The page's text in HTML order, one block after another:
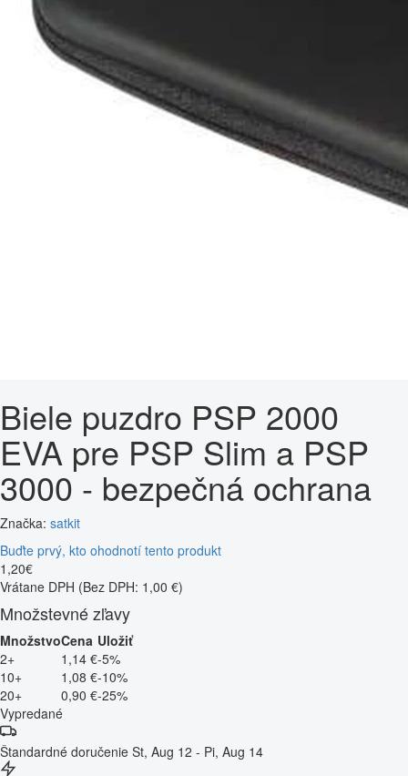
Biele puzdro PSP 2000
EVA pre PSP Slim a PSP
3000 - bezpečná ochrana
Značka: satkit
Buďte prvý, kto ohodnotí tento produkt
1 ,20€
Vrátane DPH (Bez DPH: 1,00 €)
Množstevné zľavy
MnožstvoCena Uložiť
2+
1,14 €-5%
10+
1,08 €-10%
20+
0,90 €-25%
Vypredané
Štandardné doručenie St, Aug 12 - Pi, Aug 14